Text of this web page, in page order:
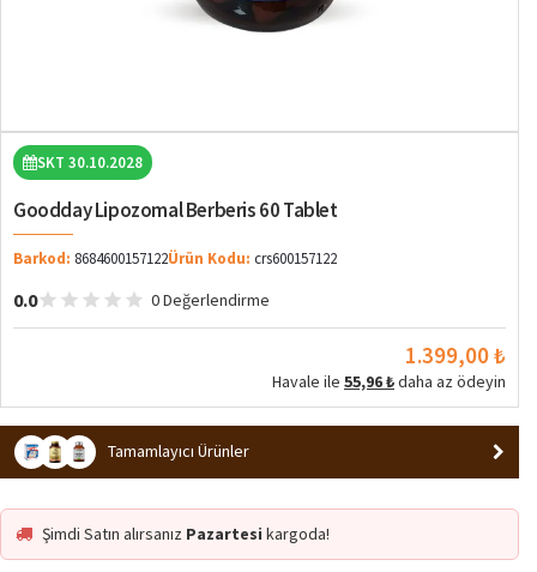
SKT 30.10.2028
Goodday Lipozomal Berberis 60 Tablet
Barkod: 8684600157122Ürün Kodu: crs600157122
0.0 0 Değerlendirme
1.399,00 ₺
Havale ile 55,96 ₺daha az ödeyin
Tamamlayıcı Ürünler
Şimdi Satın alırsanız Pazartesi kargoda!